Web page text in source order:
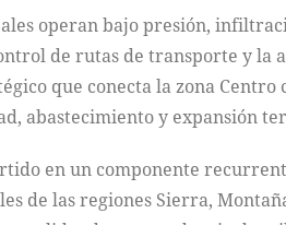
operan bajo presión,
de rutas de transporte y
que conecta la zona
abastecimiento y expansión
en un componente
de las regiones Sierra,